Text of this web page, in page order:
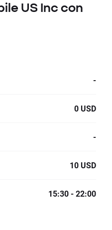
US Inc con
-
0 USD
-
10 USD
15:30 - 22:00